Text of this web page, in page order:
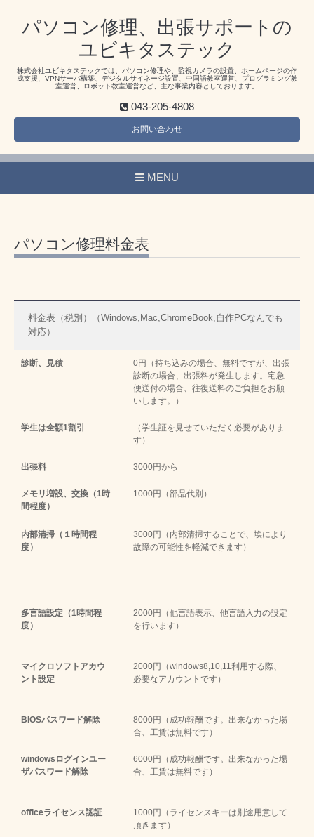
パソコン修理、出張サポートの
ユビキタステック
株式会社ユビキタステックでは、パソコン修理や、監視カメラの設置、ホームページの作
成支援、VPNサーバ構築、デジタルサイネージ設置、中国語教室運営、プログラミング教
室運営、ロボット教室運営など、主な事業内容としております。
043-205-4808
お問い合わせ
MENU
パソコン修理料金表
料金表（税別）（Windows,Mac,ChromeBook,自作PCなんでも
対応）
診断、見積
0円（持ち込みの場合、無料ですが、出張
診断の場合、出張料が発生します。宅急
便送付の場合、往復送料のご負担をお願
いします。）
学生は全額1割引
（学生証を見せていただく必要がありま
す）
出張料 3000円から
メモリ増設、交換（1時
間程度）
1000円（部品代別）
内部清掃（１時間程
度）
3000円（内部清掃することで、埃により
故障の可能性を軽減できます）
多言語設定（1時間程
度）
2000円（他言語表示、他言語入力の設定
を行います）
マイクロソフトアカウ
ント設定
2000円（windows8,10,11利用する際、
必要なアカウントです）
BIOSパスワード解除
8000円（成功報酬です。出来なかった場
合、工賃は無料です）
windowsログインユー
ザパスワード解除
6000円（成功報酬です。出来なかった場
合、工賃は無料です）
officeライセンス認証
1000円（ライセンスキーは別途用意して
頂きます）